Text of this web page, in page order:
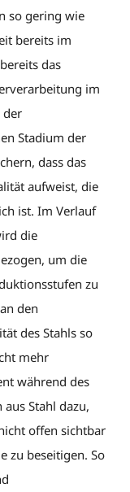
so gering wie
bereits im
das
im
der
Stadium der
dass das
aufweist, die
ist. Im Verlauf
die
um die
zu
den
des Stahls so
mehr
während des
Stahl dazu,
offen sichtbar
zu beseitigen. So